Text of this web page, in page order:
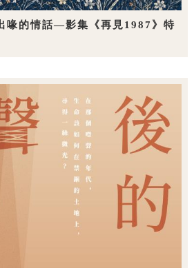
喙的情話—影集《再見1987》特